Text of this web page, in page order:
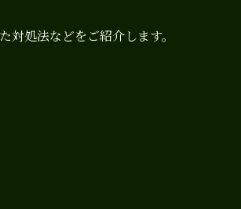
処法などをご紹介します。